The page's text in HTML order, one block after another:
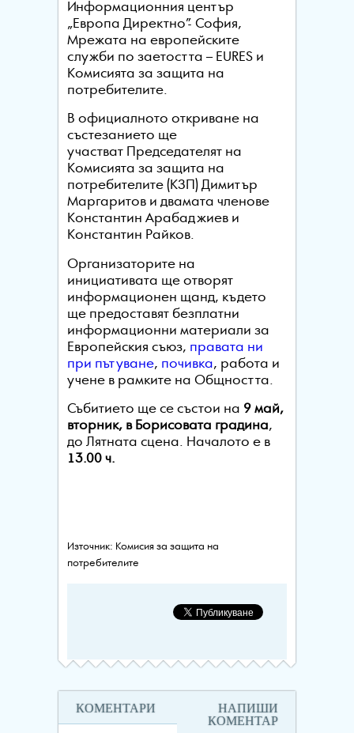
Информационния център
„Европа Директно”- София,
Мрежата на европейските
служби по заетостта – EURES и
Комисията за защита на
потребителите.
В официалното откриване на
състезанието ще
участват Председателят на
Комисията за защита на
потребителите (КЗП) Димитър
Маргаритов и двамата членове
Константин Арабаджиев и
Константин Райков.
Организаторите на
инициативата ще отворят
информационен щанд, където
ще предоставят безплатни
информационни материали за
Европейския съюз, правата ни
при пътуване, почивка, работа и
учене в рамките на Общността.
Събитието ще се състои на 9 май,
вторник, в Борисовата градина,
до Лятната сцена. Началото е в
13.00 ч.
Източник: Комисия за защита на
потребителите
КОМЕНТАРИ
НАПИШИ
КОМЕНТАР